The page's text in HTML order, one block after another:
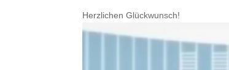
Herzlichen Glückwunsch!